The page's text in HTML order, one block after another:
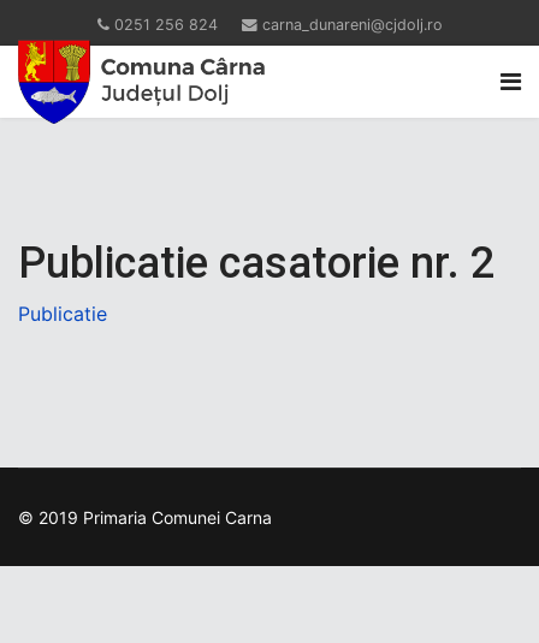
0251 256 824 carna_dunareni@cjdolj.ro
Publicatie casatorie nr. 2
Publicatie
© 2019 Primaria Comunei Carna